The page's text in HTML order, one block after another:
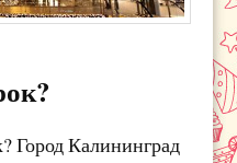
Город Калининград